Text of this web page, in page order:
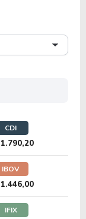
CDI
IBOV
IFIX